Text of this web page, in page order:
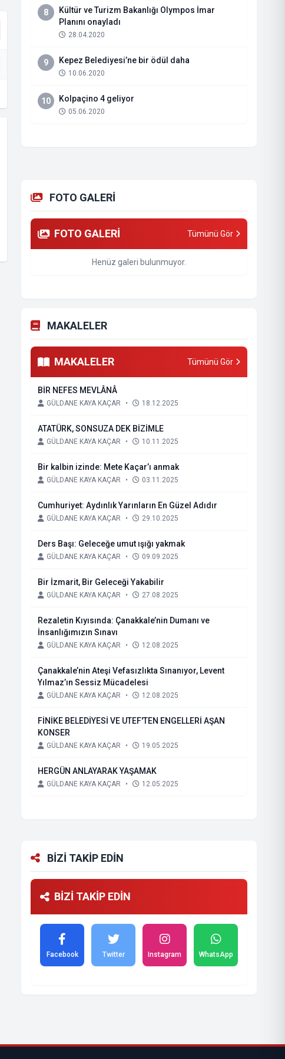
8
Kültür ve Turizm Bakanlığı Olympos İmar
Planını onayladı
28.04.2020
9 Kepez Belediyesi’ne bir ödül daha
10.06.2020
10 Kolpaçino 4 geliyor
05.06.2020
FOTO GALERİ
FOTO GALERİ Tümünü Gör
Henüz galeri bulunmuyor.
MAKALELER
MAKALELER Tümünü Gör
BİR NEFES MEVLÂNÂ
GÜLDANE KAYA KAÇAR • 18.12.2025
ATATÜRK, SONSUZA DEK BİZİMLE
GÜLDANE KAYA KAÇAR • 10.11.2025
Bir kalbin izinde: Mete Kaçar’ı anmak
GÜLDANE KAYA KAÇAR • 03.11.2025
Cumhuriyet: Aydınlık Yarınların En Güzel Adıdır
GÜLDANE KAYA KAÇAR • 29.10.2025
Ders Başı: Geleceğe umut ışığı yakmak
GÜLDANE KAYA KAÇAR • 09.09.2025
Bir İzmarit, Bir Geleceği Yakabilir
GÜLDANE KAYA KAÇAR • 27.08.2025
Rezaletin Kıyısında: Çanakkale’nin Dumanı ve
İnsanlığımızın Sınavı
GÜLDANE KAYA KAÇAR • 12.08.2025
Çanakkale’nin Ateşi Vefasızlıkta Sınanıyor, Levent
Yılmaz’ın Sessiz Mücadelesi
GÜLDANE KAYA KAÇAR • 12.08.2025
FİNİKE BELEDİYESİ VE UTEF'TEN ENGELLERİ AŞAN
KONSER
GÜLDANE KAYA KAÇAR • 19.05.2025
HERGÜN ANLAYARAK YAŞAMAK
GÜLDANE KAYA KAÇAR • 12.05.2025
BİZİ TAKİP EDİN
BİZİ TAKİP EDİN
Facebook Twitter Instagram WhatsApp